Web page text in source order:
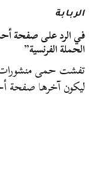
الربابة
في الرد على صفحة
الحملة الفرنسية”
تفشت حمى منشورات
ليكون آخرها